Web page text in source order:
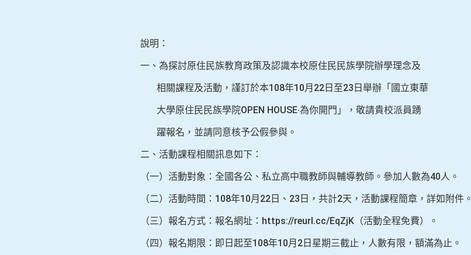
說明：
一、為探討原住民族教育政策及認識本校原住民民族學院辦學理念及
相關課程及活動，謹訂於本108年10月22日至23日舉辦「國立東華
大學原住民民族學院OPEN HOUSE‧為你開門」，敬請貴校派員踴
躍報名，並請同意核予公假參與。
二、活動課程相關訊息如下：
（一）活動對象：全國各公、私立高中職教師與輔導教師。參加人數為40人。
（二）活動時間：108年10月22日、23日，共計2天，活動課程簡章，詳如附件。
（三）報名方式：報名網址：https://reurl.cc/EqZjK（活動全程免費）。
（四）報名期限：即日起至108年10月2日星期三截止，人數有限，額滿為止。